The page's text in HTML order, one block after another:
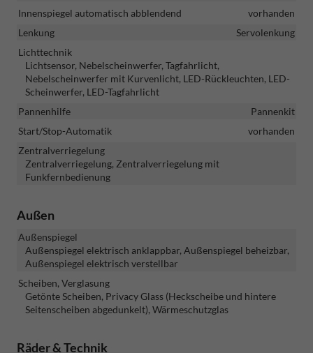
Innenspiegel automatisch abblendend
vorhanden
Lenkung
Servolenkung
Lichttechnik
Lichtsensor, Nebelscheinwerfer, Tagfahrlicht,
Nebelscheinwerfer mit Kurvenlicht, LED-Rückleuchten, LED-
Scheinwerfer, LED-Tagfahrlicht
Pannenhilfe
Pannenkit
Start/Stop-Automatik
vorhanden
Zentralverriegelung
Zentralverriegelung, Zentralverriegelung mit
Funkfernbedienung
Außen
Außenspiegel
Außenspiegel elektrisch anklappbar, Außenspiegel beheizbar,
Außenspiegel elektrisch verstellbar
Scheiben, Verglasung
Getönte Scheiben, Privacy Glass (Heckscheibe und hintere
Seitenscheiben abgedunkelt), Wärmeschutzglas
Räder & Technik